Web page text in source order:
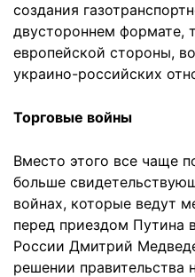
создания
двустороннем формате,
европейской стороны,
украино-российских
Торговые войны
Вместо этого все чаще
больше
войнах, которые ведут
перед приездом Путина
России Дмитрий
решении правительства